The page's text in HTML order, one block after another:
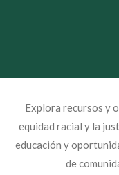
Explora recursos y
equidad racial y la
educación y
de